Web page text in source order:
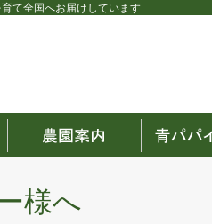
て全国へお届けしています
様へ